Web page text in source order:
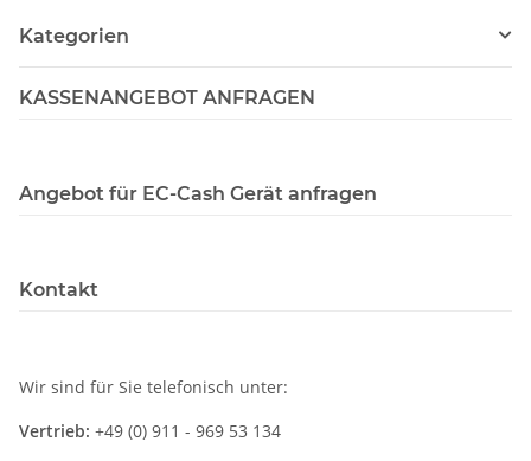
Kategorien
KASSENANGEBOT ANFRAGEN
Angebot für EC-Cash Gerät anfragen
Kontakt
Wir sind für Sie telefonisch unter:
Vertrieb: +49 (0) 911 - 969 53 134